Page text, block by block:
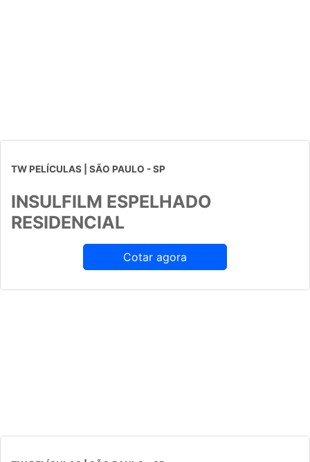
TW PELÍCULAS | SÃO PAULO - SP
INSULFILM ESPELHADO
RESIDENCIAL
Cotar agora